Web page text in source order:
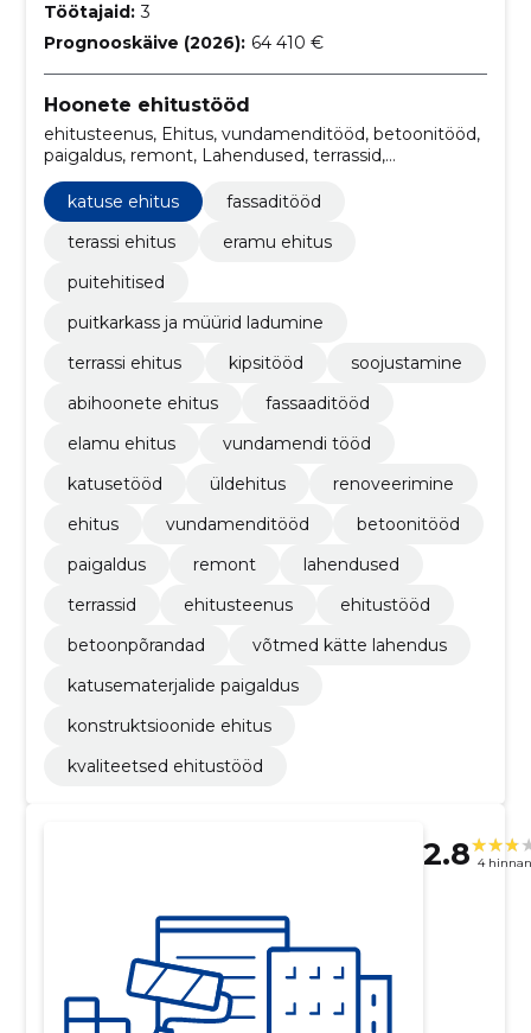
Töötajaid: 3
Prognooskäive (2026): 64 410 €
Hoonete ehitustööd
ehitusteenus, Ehitus, vundamenditööd, betoonitööd,
paigaldus, remont, Lahendused, terrassid,
konstruktsioonide ehitus, katusematerjalide paigaldus
katuse ehitus
fassaditööd
terassi ehitus
eramu ehitus
puitehitised
puitkarkass ja müürid ladumine
terrassi ehitus
kipsitööd
soojustamine
abihoonete ehitus
fassaaditööd
elamu ehitus
vundamendi tööd
katusetööd
üldehitus
renoveerimine
ehitus
vundamenditööd
betoonitööd
paigaldus
remont
lahendused
terrassid
ehitusteenus
ehitustööd
betoonpõrandad
võtmed kätte lahendus
katusematerjalide paigaldus
konstruktsioonide ehitus
kvaliteetsed ehitustööd
2.8 4